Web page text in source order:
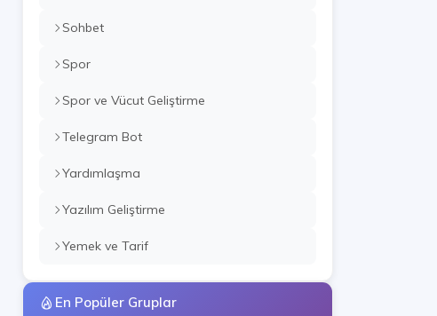
Sohbet
Spor
Spor ve Vücut Geliştirme
Telegram Bot
Yardımlaşma
Yazılım Geliştirme
Yemek ve Tarif
En Popüler Gruplar